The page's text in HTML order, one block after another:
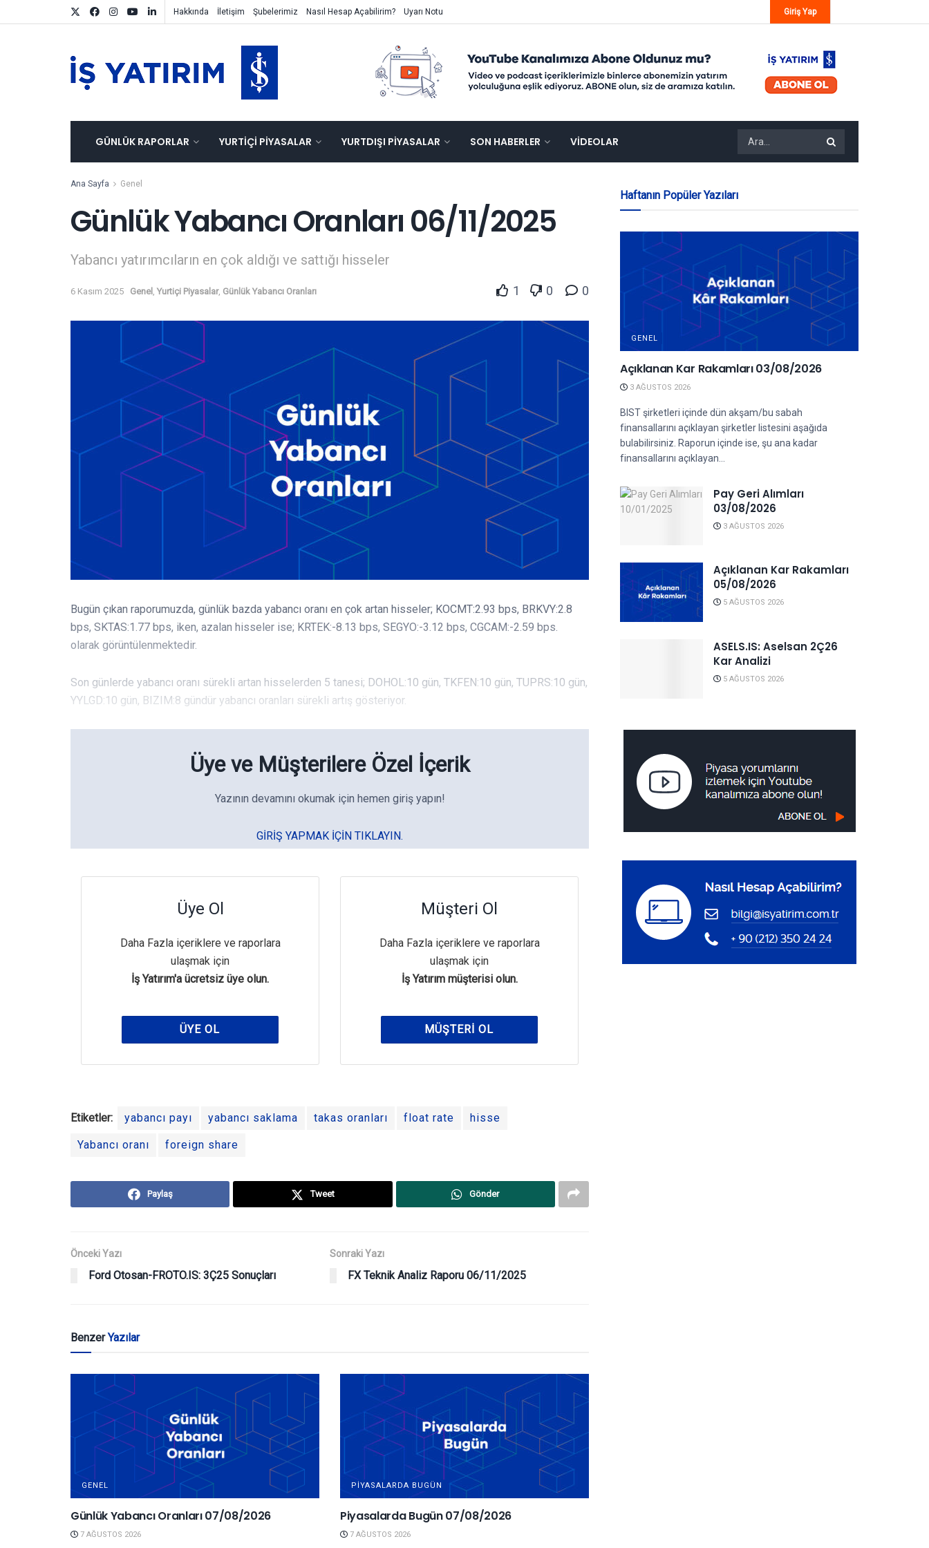
Hakkında İletişim Şubelerimiz Nasıl Hesap Açabilirim? Uyarı Notu Giriş Yap
GÜNLÜK RAPORLAR YURTIÇI PIYASALAR YURTDIŞI PIYASALAR SON HABERLER VIDEOLAR
Ana Sayfa Genel
Günlük Yabancı Oranları 06/11/2025
Yabancı yatırımcıların en çok aldığı ve sattığı hisseler
6 Kasım 2025 Genel Yurtiçi Piyasalar, Günlük Yabancı Oranları 1 0 0
Bugün çıkan raporumuzda, günlük bazda yabancı oranı en çok artan hisseler; KOCMT:2.93 bps, BRKVY:2.8
bps, SKTAS:1.77 bps, iken, azalan hisseler ise; KRTEK:-8.13 bps, SEGYO:-3.12 bps, CGCAM:-2.59 bps.
olarak görüntülenmektedir.
Son günlerde yabancı oranı sürekli artan hisselerden 5 tanesi; DOHOL:10 gün, TKFEN:10 gün, TUPRS:10 gün,
YYLGD:10 gün, BIZIM:8 gündür yabancı oranları sürekli artış gösteriyor.
Üye ve Müşterilere Özel İçerik
Yazının devamını okumak için hemen giriş yapın!
GIRIŞ YAPMAK IÇIN TIKLAYIN.
Üye Ol
Daha Fazla içeriklere ve raporlara
ulaşmak için
İş Yatırım'a ücretsiz üye olun.
ÜYE OL
Müşteri Ol
Daha Fazla içeriklere ve raporlara
ulaşmak için
İş Yatırım müşterisi olun.
MÜŞTERI OL
Etiketler: yabancı payı yabancı saklama takas oranları float rate hisse
Yabancı oranı foreign share
Paylaş Tweet Gönder
Önceki Yazı
Ford Otosan-FROTO.IS: 3Ç25 Sonuçları
Sonraki Yazı
FX Teknik Analiz Raporu 06/11/2025
BenzerYazılar
GENEL
Günlük Yabancı Oranları 07/08/2026
7 AĞUSTOS 2026
PIYASALARDA BUGÜN
Piyasalarda Bugün 07/08/2026
7 AĞUSTOS 2026
Haftanın Popüler Yazıları
GENEL
Açıklanan Kar Rakamları 03/08/2026
3 AĞUSTOS 2026
BIST şirketleri içinde dün akşam/bu sabah
finansallarını açıklayan şirketler listesini aşağıda
bulabilirsiniz. Raporun içinde ise, şu ana kadar
finansallarını açıklayan...
Pay Geri Alımları
03/08/2026
3 AĞUSTOS 2026
Açıklanan Kar Rakamları
05/08/2026
5 AĞUSTOS 2026
ASELS.IS: Aselsan 2Ç26
Kar Analizi
5 AĞUSTOS 2026